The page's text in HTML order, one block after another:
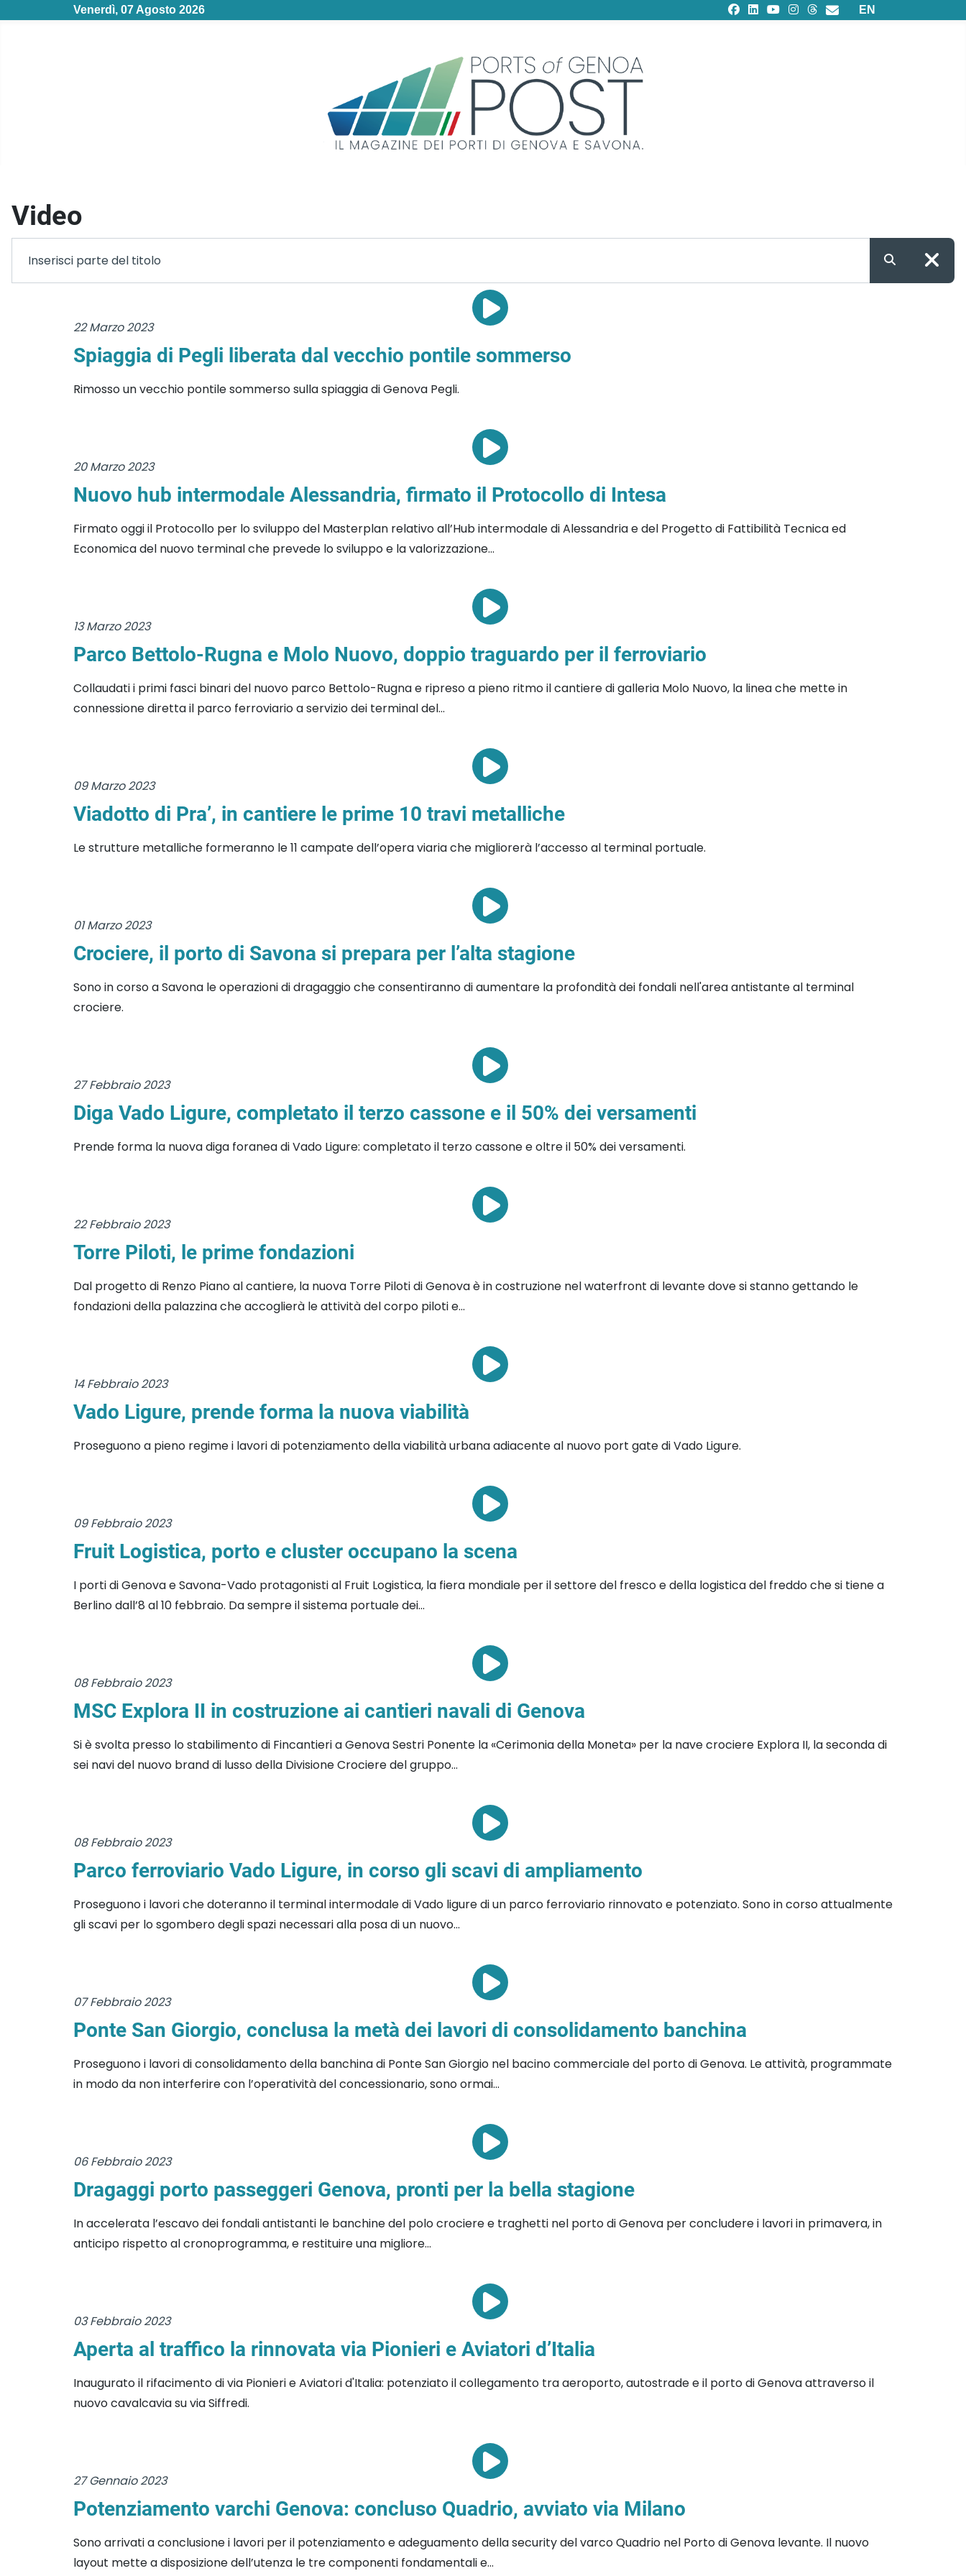
Venerdì, 07 Agosto 2026 Seleziona la tua
EN
Video
22 Marzo 2023
Spiaggia di Pegli liberata dal vecchio pontile sommerso
Rimosso un vecchio pontile sommerso sulla spiaggia di Genova Pegli.
20 Marzo 2023
Nuovo hub intermodale Alessandria, firmato il Protocollo di Intesa
Firmato oggi il Protocollo per lo sviluppo del Masterplan relativo all’Hub intermodale di Alessandria e del Progetto di Fattibilità Tecnica ed
Economica del nuovo terminal che prevede lo sviluppo e la valorizzazione...
13 Marzo 2023
Parco Bettolo-Rugna e Molo Nuovo, doppio traguardo per il ferroviario
Collaudati i primi fasci binari del nuovo parco Bettolo-Rugna e ripreso a pieno ritmo il cantiere di galleria Molo Nuovo, la linea che mette in
connessione diretta il parco ferroviario a servizio dei terminal del...
09 Marzo 2023
Viadotto di Pra’, in cantiere le prime 10 travi metalliche
Le strutture metalliche formeranno le 11 campate dell’opera viaria che migliorerà l’accesso al terminal portuale.
01 Marzo 2023
Crociere, il porto di Savona si prepara per l’alta stagione
Sono in corso a Savona le operazioni di dragaggio che consentiranno di aumentare la profondità dei fondali nell'area antistante al terminal
crociere.
27 Febbraio 2023
Diga Vado Ligure, completato il terzo cassone e il 50% dei versamenti
Prende forma la nuova diga foranea di Vado Ligure: completato il terzo cassone e oltre il 50% dei versamenti.
22 Febbraio 2023
Torre Piloti, le prime fondazioni
Dal progetto di Renzo Piano al cantiere, la nuova Torre Piloti di Genova è in costruzione nel waterfront di levante dove si stanno gettando le
fondazioni della palazzina che accoglierà le attività del corpo piloti e...
14 Febbraio 2023
Vado Ligure, prende forma la nuova viabilità
Proseguono a pieno regime i lavori di potenziamento della viabilità urbana adiacente al nuovo port gate di Vado Ligure.
09 Febbraio 2023
Fruit Logistica, porto e cluster occupano la scena
I porti di Genova e Savona-Vado protagonisti al Fruit Logistica, la fiera mondiale per il settore del fresco e della logistica del freddo che si tiene a
Berlino dall’8 al 10 febbraio. Da sempre il sistema portuale dei...
08 Febbraio 2023
MSC Explora II in costruzione ai cantieri navali di Genova
Si è svolta presso lo stabilimento di Fincantieri a Genova Sestri Ponente la «Cerimonia della Moneta» per la nave crociere Explora II, la seconda di
sei navi del nuovo brand di lusso della Divisione Crociere del gruppo...
08 Febbraio 2023
Parco ferroviario Vado Ligure, in corso gli scavi di ampliamento
Proseguono i lavori che doteranno il terminal intermodale di Vado ligure di un parco ferroviario rinnovato e potenziato. Sono in corso attualmente
gli scavi per lo sgombero degli spazi necessari alla posa di un nuovo...
07 Febbraio 2023
Ponte San Giorgio, conclusa la metà dei lavori di consolidamento banchina
Proseguono i lavori di consolidamento della banchina di Ponte San Giorgio nel bacino commerciale del porto di Genova. Le attività, programmate
in modo da non interferire con l’operatività del concessionario, sono ormai...
06 Febbraio 2023
Dragaggi porto passeggeri Genova, pronti per la bella stagione
In accelerata l’escavo dei fondali antistanti le banchine del polo crociere e traghetti nel porto di Genova per concludere i lavori in primavera, in
anticipo rispetto al cronoprogramma, e restituire una migliore...
03 Febbraio 2023
Aperta al traffico la rinnovata via Pionieri e Aviatori d’Italia
Inaugurato il rifacimento di via Pionieri e Aviatori d'Italia: potenziato il collegamento tra aeroporto, autostrade e il porto di Genova attraverso il
nuovo cavalcavia su via Siffredi.
27 Gennaio 2023
Potenziamento varchi Genova: concluso Quadrio, avviato via Milano
Sono arrivati a conclusione i lavori per il potenziamento e adeguamento della security del varco Quadrio nel Porto di Genova levante. Il nuovo
layout mette a disposizione dell’utenza le tre componenti fondamentali e...